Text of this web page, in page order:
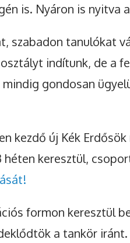
is. Nyáron is nyitva
szabadon tanulókat
indítunk, de a
gondosan
kezdő új Kék
héten keresztül,
formon keresztül
a tankör